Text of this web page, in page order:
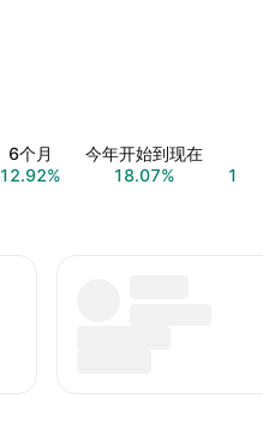
6个月
12.92%
今年开始到现在
18.07%